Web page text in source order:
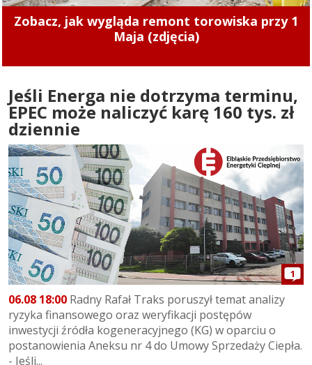
Zmiany cen ciepła w Elblągu. Nowe stawki
zaczęły obowiązywać od 1 sierpnia 2026 r.
Jeśli Energa nie dotrzyma terminu,
EPEC może naliczyć karę 160 tys. zł
dziennie
1
06.08 18:00 Radny Rafał Traks poruszył temat analizy
ryzyka finansowego oraz weryfikacji postępów
inwestycji źródła kogeneracyjnego (KG) w oparciu o
postanowienia Aneksu nr 4 do Umowy Sprzedaży Ciepła.
- Jeśli...